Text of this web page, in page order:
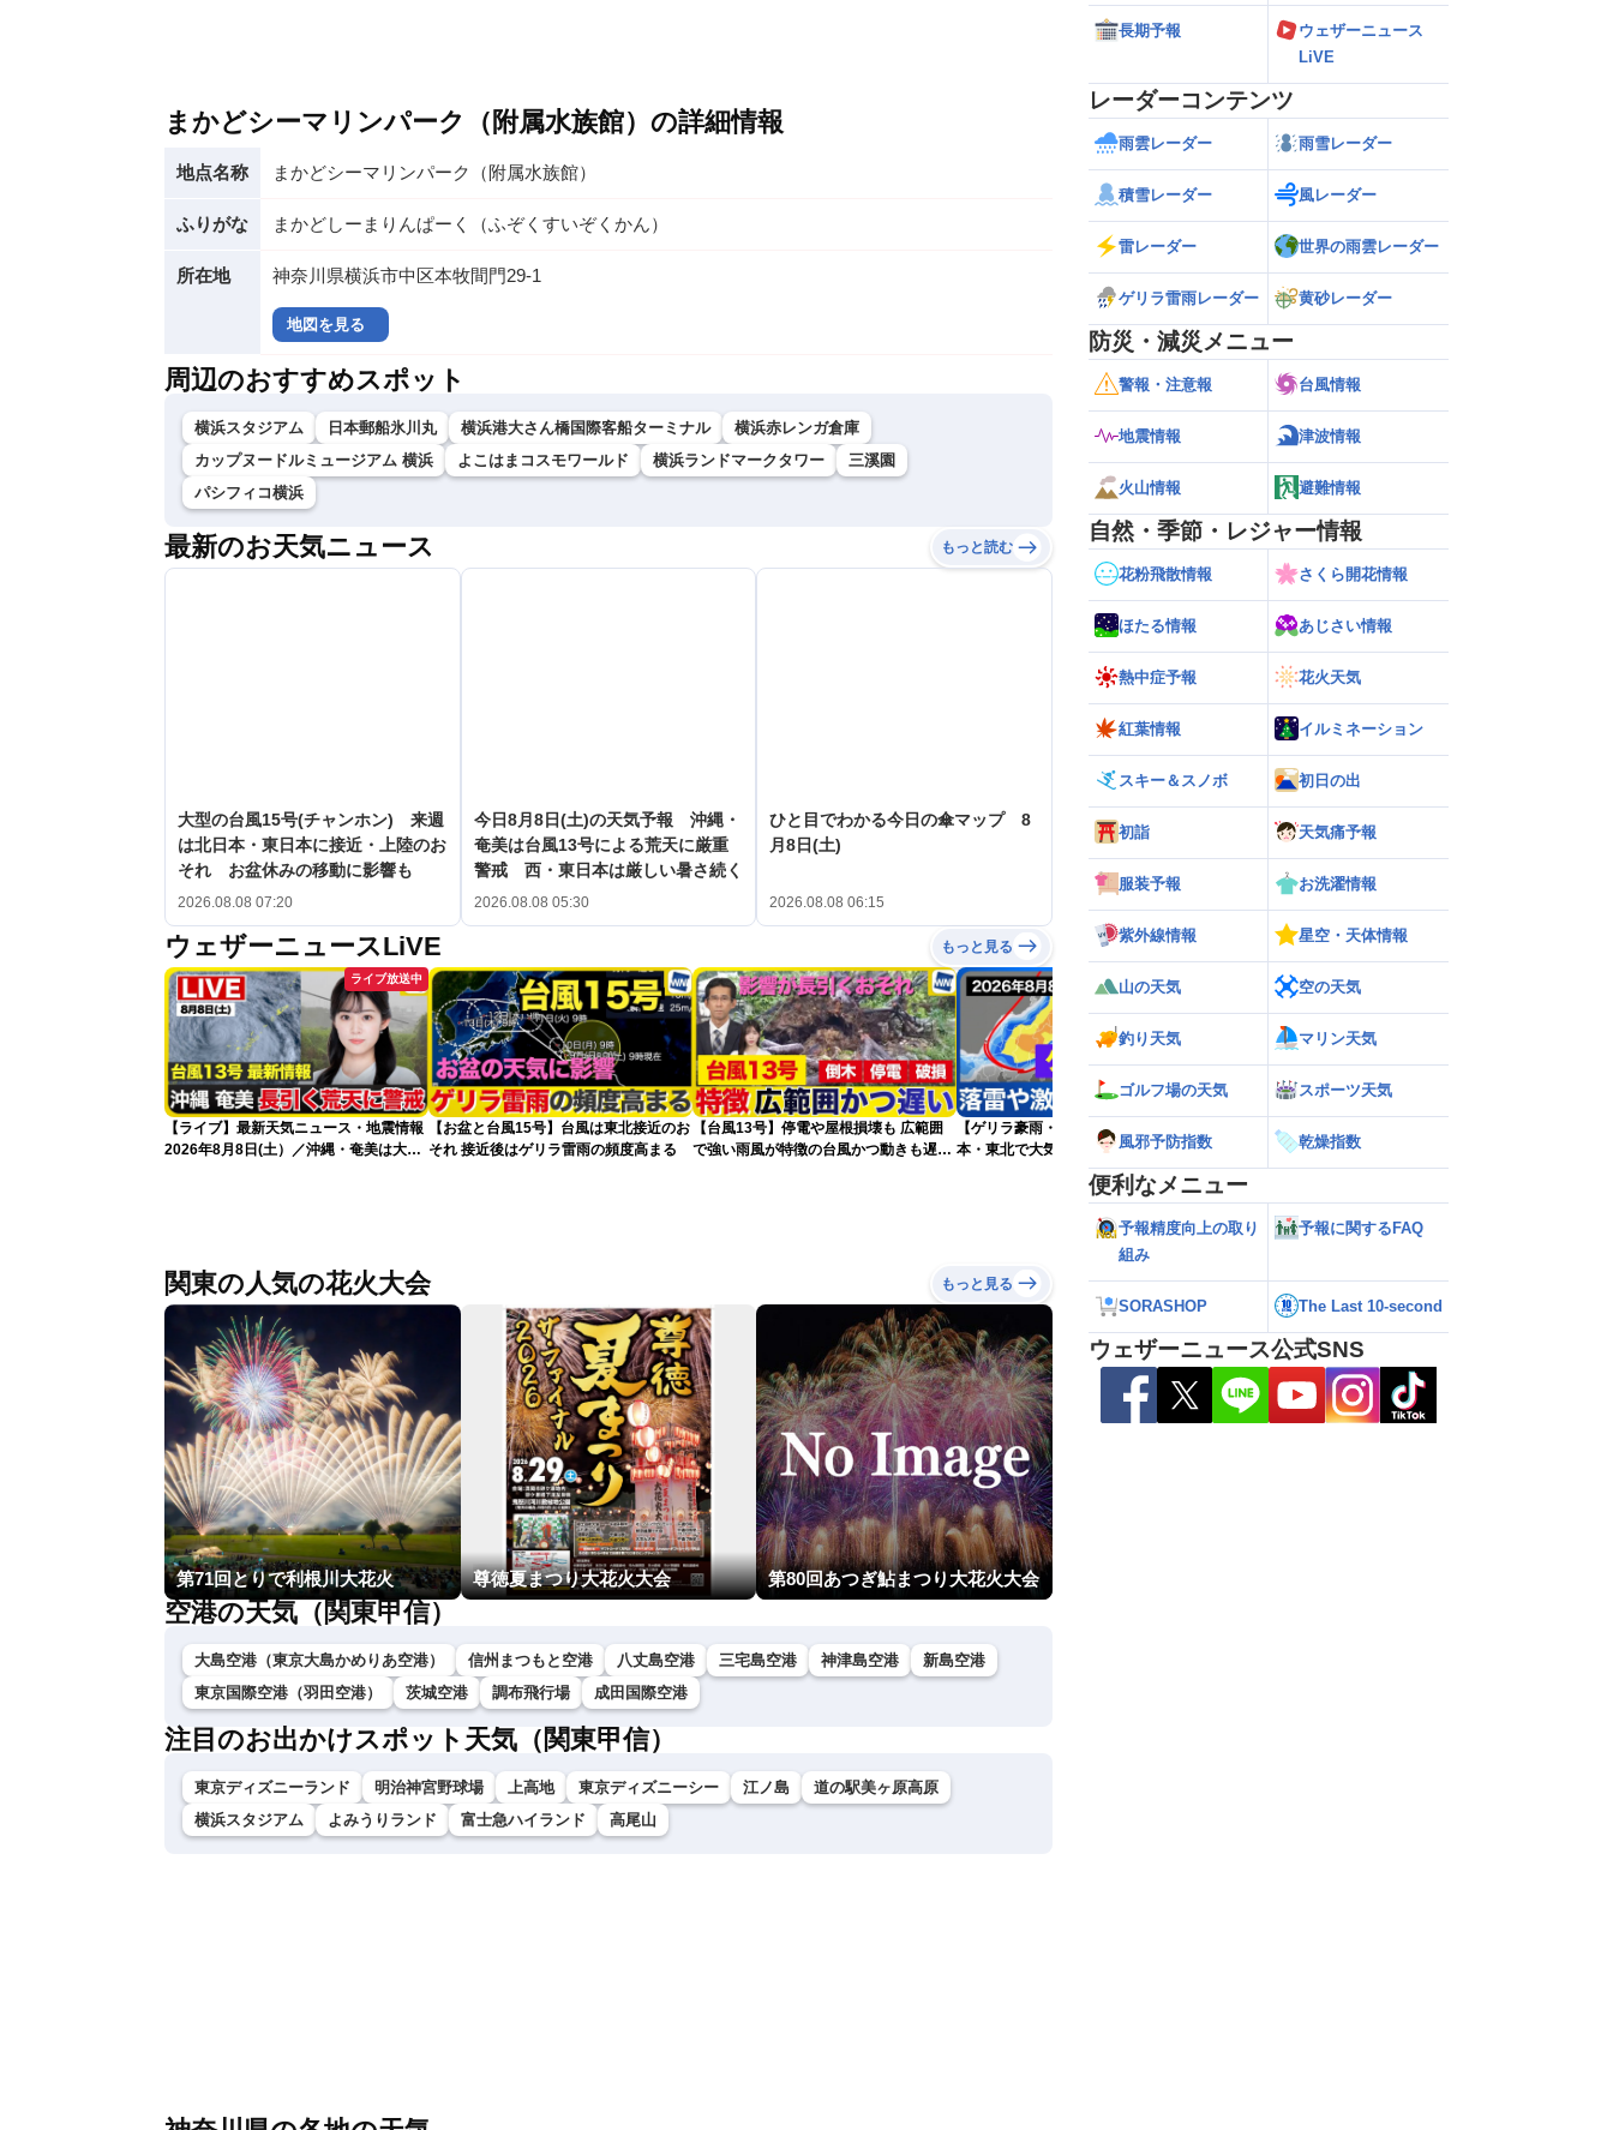
まかどシーマリンパーク（附属水族館）の詳細情報
地点名称 まかどシーマリンパーク（附属水族館）
ふりがな まかどしーまりんぱーく（ふぞくすいぞくかん）
所在地 神奈川県横浜市中区本牧間門29-1
地図を見る
周辺のおすすめスポット
横浜スタジアム 日本郵船氷川丸 横浜港大さん橋国際客船ターミナル
横浜赤レンガ倉庫
カップヌードルミュージアム 横浜
よこはまコスモワールド 横浜ランドマークタワー
三溪園
パシフィコ横浜
最新のお天気ニュース もっと読む
大型の台風15号(チャンホン) 来週
は北日本・東日本に接近・上陸のお
それ お盆休みの移動に影響も
2026.08.08 07:20
今日8月8日(土)の天気予報 沖縄・
奄美は台風13号による荒天に厳重
警戒 西・東日本は厳しい暑さ続く
2026.08.08 05:30
ひと目でわかる今日の傘マップ 8
月8日(土)
2026.08.08 06:15
ウェザーニュースLiVE もっと見る
ライブ放送中
【ライブ】最新天気ニュース・地震情報
2026年8月8日(土）／沖縄・奄美は大荒
【お盆と台風15号】台風は東北接近のお
それ 接近後はゲリラ雷雨の頻度高まる
【台風13号】停電や屋根損壊も 広範囲
で強い雨風が特徴の台風かつ動きも遅く
【ゲリラ豪雨・落雷警戒】午後は東日
本・東北で大気の状態が非常に不安定に
【台風13号 2026】台風離れてもスパイ
ラルバンドによる大雨警戒（8日6時情
報）
関東の人気の花火大会 もっと見る
第71回とりで利根川大花火 尊徳夏まつり大花火大会 第80回あつぎ鮎まつり大花火大会
空港の天気（関東甲信）
大島空港（東京大島かめりあ空港） 信州まつもと空港 八丈島空港 三宅島空港 神津島空港
新島空港
東京国際空港（羽田空港）
茨城空港 調布飛行場 成田国際空港
注目のお出かけスポット天気（関東甲信）
東京ディズニーランド 明治神宮野球場 上高地 東京ディズニーシー 江ノ島
道の駅美ヶ原高原
横浜スタジアム
よみうりランド 富士急ハイランド 高尾山
長期予報
ウェザーニュース
LiVE
レーダーコンテンツ
雨雲レーダー 雨雪レーダー
積雪レーダー 風レーダー
雷レーダー 世界の雨雲レーダー
ゲリラ雷雨レーダー 黄砂レーダー
防災・減災メニュー
警報・注意報 台風情報
地震情報 津波情報
火山情報 避難情報
自然・季節・レジャー情報
花粉飛散情報 さくら開花情報
ほたる情報 あじさい情報
熱中症予報 花火天気
紅葉情報 イルミネーション
スキー＆スノボ 初日の出
初詣 天気痛予報
服装予報 お洗濯情報
紫外線情報 星空・天体情報
山の天気 空の天気
釣り天気 マリン天気
ゴルフ場の天気 スポーツ天気
風邪予防指数 乾燥指数
便利なメニュー
予報精度向上の取り
組み
予報に関するFAQ
SORASHOP The Last 10-second
ウェザーニュース公式SNS